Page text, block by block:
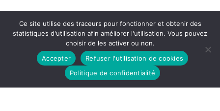
Ce site utilise des traceurs pour fonctionner et obtenir des
statistiques d'utilisation afin améliorer l'utilisation. Vous pouvez
choisir de les activer ou non.
Accepter
Refuser l'utilisation de cookies
Politique de confidentialité